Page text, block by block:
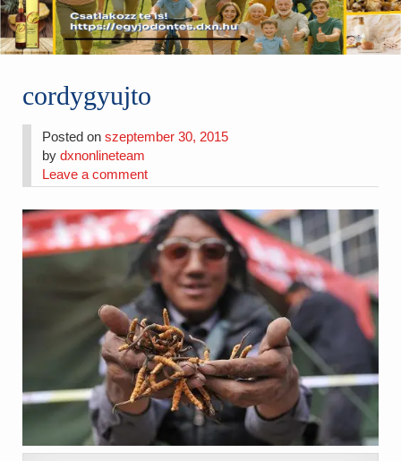
cordygyujto
Posted onszeptember 30, 2015
bydxnonlineteam
Leave a comment